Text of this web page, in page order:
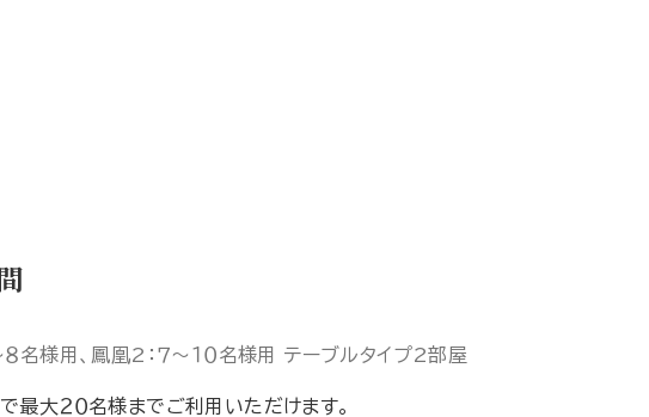
８名様用、鳳凰2：７～１０名様用 テーブルタイプ2部屋
最大２０名様までご利用いただけます。